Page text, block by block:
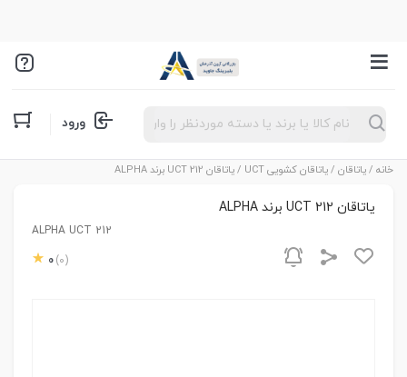
Products
search ورود
خانه /یاتاقان /یاتاقان کشویی UCT / یاتاقان UCT 212 برند ALPHA
یاتاقان UCT 212 برند ALPHA
ALPHA UCT 212
0 (0)